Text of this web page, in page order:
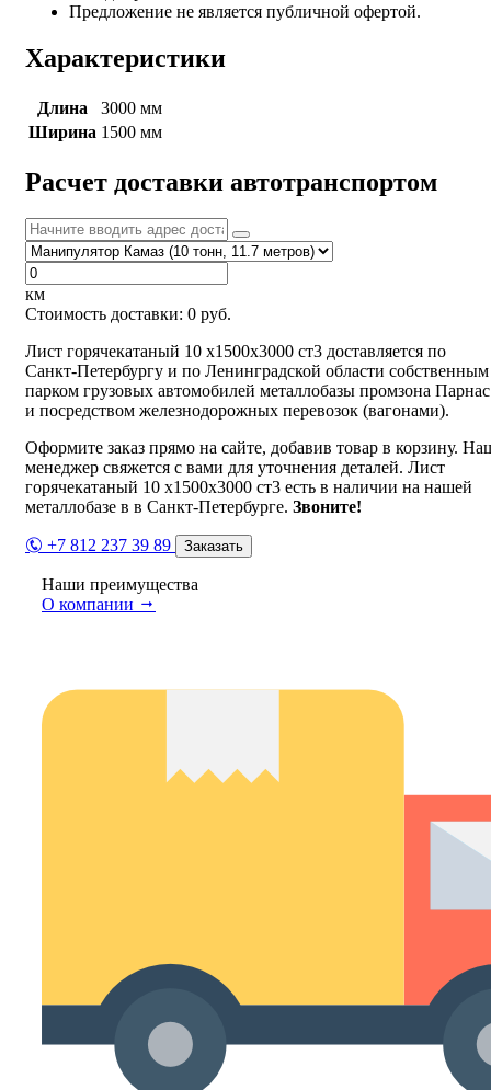
Предложение не является публичной офертой.
Характеристики
Длина
3000 мм
Ширина 1500 мм
Расчет доставки автотранспортом
км
Стоимость доставки: 0 руб.
Лист горячекатаный 10 х1500х3000 ст3 доставляется по
Санкт-Петербургу и по Ленинградской области собственным
парком грузовых автомобилей металлобазы промзона Парнас
и посредством железнодорожных перевозок (вагонами).
Оформите заказ прямо на сайте, добавив товар в корзину.
менеджер свяжется с вами для уточнения деталей. Лист
горячекатаный 10 х1500х3000 ст3 есть в наличии на нашей
металлобазе в в Санкт-Петербурге. Звоните!
+7 812 237 39 89 Заказать
Наши преимущества
О компании